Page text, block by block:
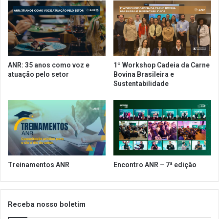
a
s
m
a
n
t
é
f
l
e
x
b
i
i
z
a
M
A
D
A
E
O
U
R
O
S
E
T
A
O
S
B
ANR: 35 anos como voz e
atuação pelo setor
1º Workshop Cadeia da Carne
Bovina Brasileira e
Sustentabilidade
Treinamentos ANR Encontro ANR – 7ª edição
Receba nosso boletim